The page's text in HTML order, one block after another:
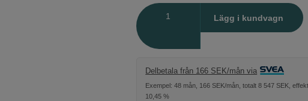
Lägg i kundvagn
Delbetala från 166 SEK/mån via
Exempel: 48 mån, 166 SEK/mån, totalt 8 547 SEK,
10,45 %